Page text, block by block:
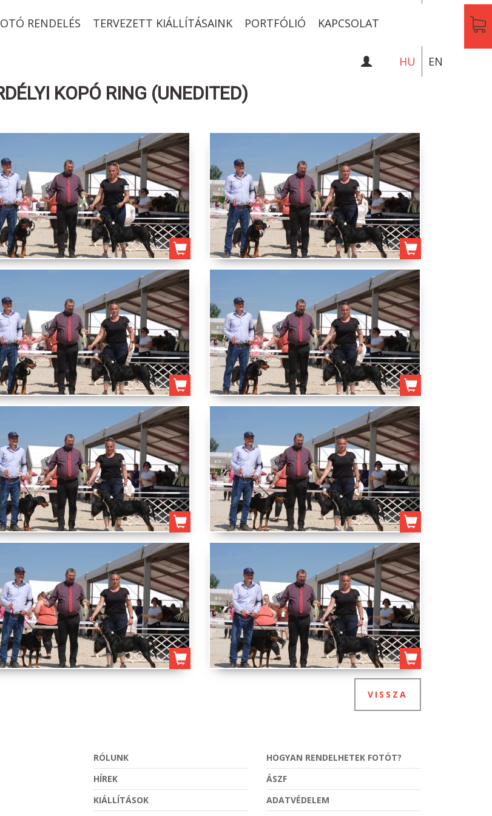
RENDELÉS TERVEZETT KIÁLLÍTÁSAINK PORTFÓLIÓ KAPCSOLAT
HU EN
KOPÓ RING (UNEDITED)
VISSZA
RÓLUNK
HÍREK
KIÁLLÍTÁSOK
HOGYAN RENDELHETEK FOTÓT?
ÁSZF
ADATVÉDELEM